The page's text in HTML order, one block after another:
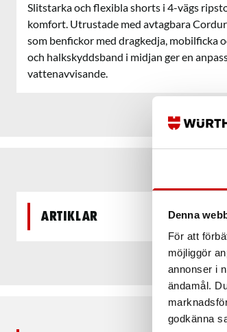
Denna
För att
möjliggör
annonser i
ändamål.
godkänna
Slitstarka och flexibla shorts i 4-vägs
komfort. Utrustade med avtagbara
som benfickor med dragkedja, mobilficka
och halkskyddsband i midjan ger en
vattenavvisande.
Artiklar